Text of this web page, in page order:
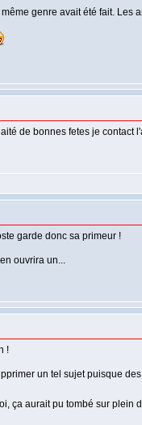
genre avait été fait.
de bonnes fetes je contact
garde donc sa primeur !
ouvrira un...
!
un tel sujet puisque
ça aurait pu tombé sur plein